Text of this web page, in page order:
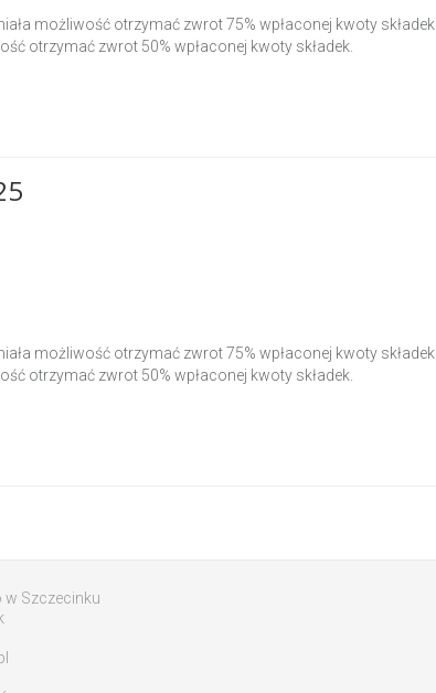
możliwość otrzymać zwrot 75% wpłaconej kwoty składek.
otrzymać zwrot 50% wpłaconej kwoty składek.
możliwość otrzymać zwrot 75% wpłaconej kwoty składek.
otrzymać zwrot 50% wpłaconej kwoty składek.
w Szczecinku